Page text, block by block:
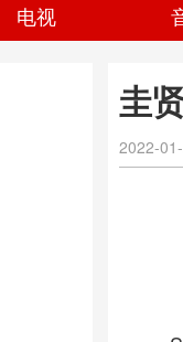
电视
圭
2022-